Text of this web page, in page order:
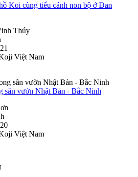
Koi cùng tiểu cảnh non bộ ở Đan
Thúy
Việt Nam
sân vườn Nhật Bản - Bắc Ninh
Việt Nam